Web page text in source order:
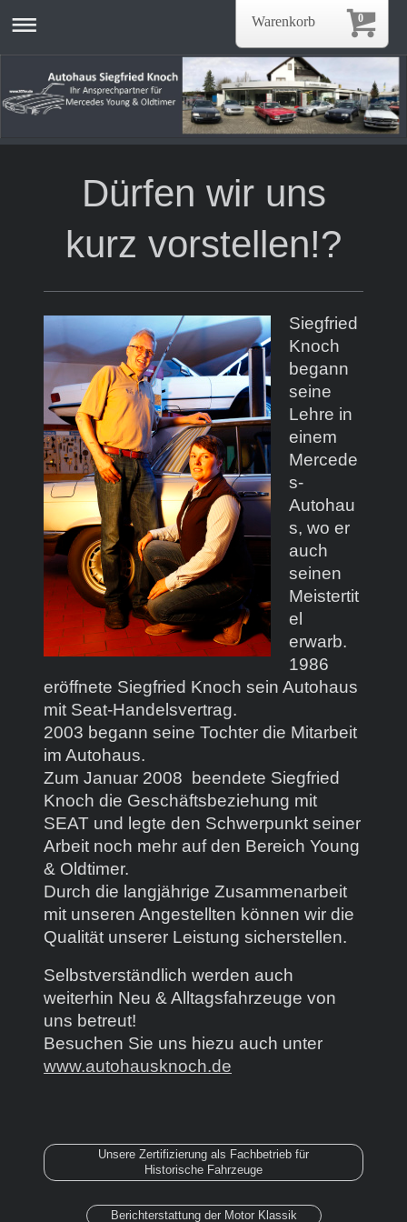
Dürfen wir uns
kurz vorstellen!?
Siegfried
Knoch
begann
seine
Lehre in
einem
Mercede
s-
Autohau
s, wo er
auch
seinen
Meistertit
el
erwarb.
1986
eröffnete Siegfried Knoch sein Autohaus
mit Seat-Handelsvertrag.
2003 begann seine Tochter die Mitarbeit
im Autohaus.
Zum Januar 2008 beendete Siegfried
Knoch die Geschäftsbeziehung mit
SEAT und legte den Schwerpunkt seiner
Arbeit noch mehr auf den Bereich Young
& Oldtimer.
Durch die langjährige Zusammenarbeit
mit unseren Angestellten können wir die
Qualität unserer Leistung sicherstellen.
Selbstverständlich werden auch
weiterhin Neu & Alltagsfahrzeuge von
uns betreut!
Besuchen Sie uns hiezu auch unter
www.autohausknoch.de
Unsere Zertifizierung als Fachbetrieb für
Historische Fahrzeuge
Berichterstattung der Motor Klassik
0
Warenkorb